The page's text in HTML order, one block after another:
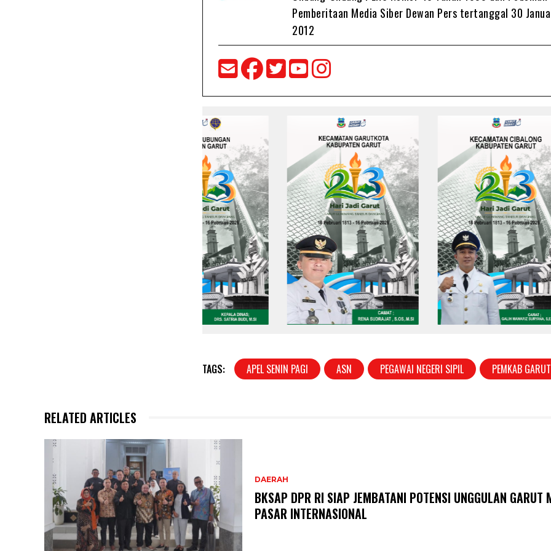
Pemberitaan Media Siber Dewan Pers tertanggal 30
2012
TAGS: APEL SENIN PAGI ASN PEGAWAI NEGERI SIPIL PEMKAB GARUT
RELATED ARTICLES
DAERAH
BKSAP DPR RI SIAP JEMBATANI POTENSI UNGGULAN GARUT
PASAR INTERNASIONAL